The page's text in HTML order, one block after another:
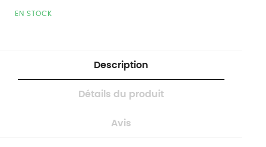
EN STOCK
Description
Détails du produit
Avis